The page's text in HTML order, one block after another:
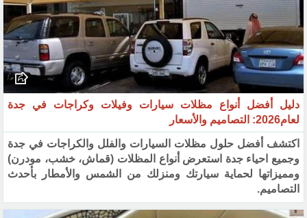
دليل أفضل أنواع مظلات سيارات وفيلات وكراجات في جدة
لعام2026: التصاميم والأسعار
اكتشف أفضل حلول مظلات السيارات والفلل والكراجات في جدة
وجميع احياء جدة استعرض أنواع المظلات (قماش، خشب، مودرن)
ومميزاتها لحماية سيارتك ومنزلك من الشمس والأمطار بأحدث
التصاميم.